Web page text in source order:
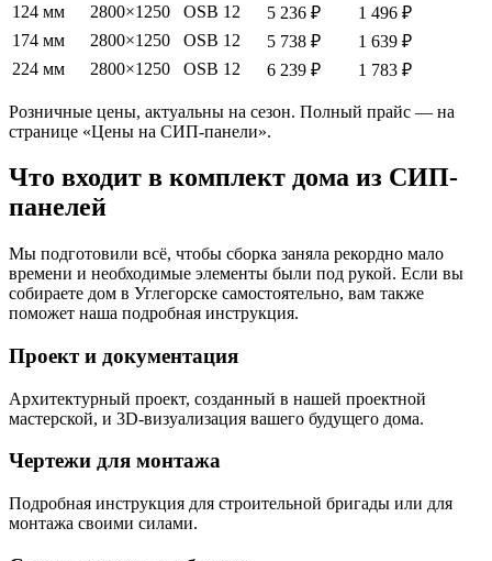
124 мм
2800×1250 OSB 12 5 236 ₽
1 496 ₽
174 мм
2800×1250 OSB 12 5 738 ₽
1 639 ₽
224 мм
2800×1250 OSB 12 6 239 ₽ 1 783 ₽
Розничные цены, актуальны на сезон. Полный прайс — на
странице «Цены на СИП-панели».
Что входит в комплект дома из СИП-
панелей
Мы подготовили всё, чтобы сборка заняла рекордно мало
времени и необходимые элементы были под рукой. Если вы
собираете дом в Углегорске самостоятельно, вам также
поможет наша подробная инструкция.
Проект и документация
Архитектурный проект, созданный в нашей проектной
мастерской, и 3D-визуализация вашего будущего дома.
Чертежи для монтажа
Подробная инструкция для строительной бригады или для
монтажа своими силами.